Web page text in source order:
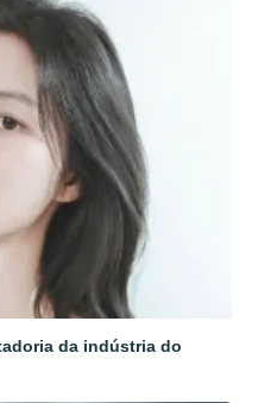
da indústria do